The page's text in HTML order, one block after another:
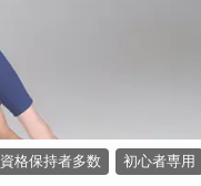
資格保持者多数
初心者専用